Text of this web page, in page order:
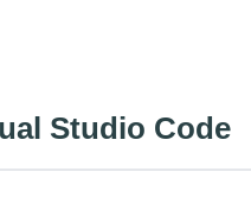
Studio Code